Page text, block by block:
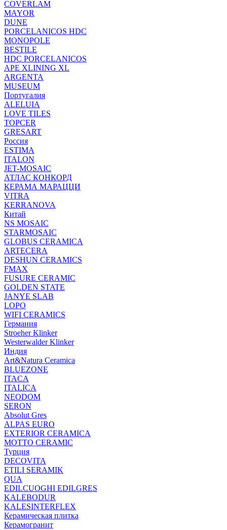
COVERLAM
MAYOR
DUNE
PORCELANICOS HDC
MONOPOLE
BESTILE
HDC PORCELANICOS
APE XLINING XL
ARGENTA
MUSEUM
Португалия
ALELUIA
LOVE TILES
TOPCER
GRESART
Россия
ESTIMA
ITALON
JET-MOSAIC
АТЛАС КОНКОРД
КЕРАМА МАРАЦЦИ
VITRA
KERRANOVA
Китай
NS MOSAIC
STARMOSAIC
GLOBUS CERAMICA
ARTECERA
DESHUN CERAMICS
FMAX
FUSURE CERAMIC
GOLDEN STATE
JANYE SLAB
LOPO
WIFI CERAMICS
Германия
Stroeher Klinker
Westerwalder Klinker
Индия
Art&Natura Ceramica
BLUEZONE
ITACA
ITALICA
NEODOM
SERON
Absolut Gres
ALPAS EURO
EXTERIOR CERAMICA
MOTTO CERAMIC
Турция
DECOVITA
ETILI SERAMIK
QUA
EDILCUOGHI EDILGRES
KALEBODUR
KALESINTERFLEX
Керамическая плитка
Керамогранит